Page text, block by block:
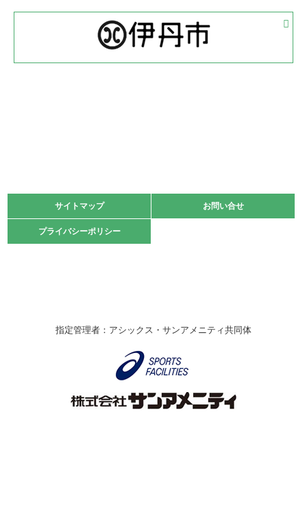
2022.05.05
体育協会長杯 バドミントン競技の部
2022.05.22
緑ケ丘体育館
2021.10.23
卓球選手権大会ラージボールの部開催☆
伊丹市総合体育大会 バレーボール大会が開催されました
なわとびイベントを開催しました！
サイトマップ お問い合せ
プライバシーポリシー
サイトマップ お問い合せ
プライバシーポリシー
指定管理者：アシックス・サンアメニティ共同体